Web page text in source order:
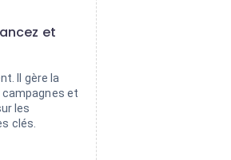
et
Il gère la
et
les
clés.